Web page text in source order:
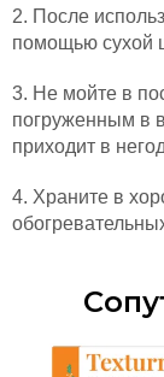
2. После
помощью сухой
3. Не мойте в
погруженным в
приходит в
4. Храните в